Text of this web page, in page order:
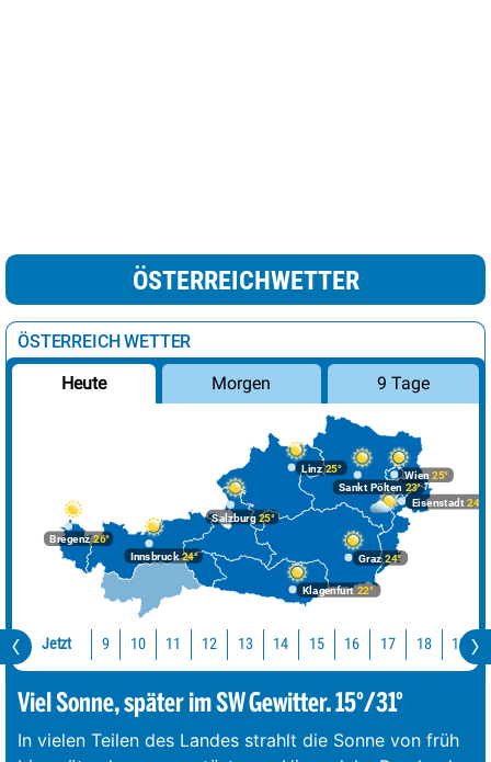
ÖSTERREICHWETTER
ÖSTERREICH WETTER
Heute Morgen 9 Tage
Bregenz26°
Graz24°
Innsbruck24°
Klagenfurt 22°
Linz25°
Salzburg25°
Wien 25°
Eisenstadt 24°
Sankt Pölten 23°
Jetzt 9 10 11 12 13 14 15 16 17 18 19
Viel Sonne, später im SW Gewitter. 15°/31°
In vielen Teilen des Landes strahlt die Sonne von früh